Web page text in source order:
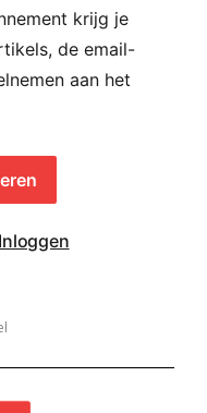
krijg je
de email-
aan het
Inloggen